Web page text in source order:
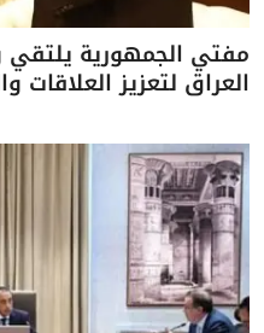
مفتي الجمهورية يلتقي
العراق لتعزيز العلاقات